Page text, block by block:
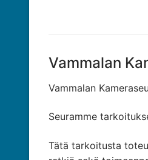
Vammalan
Vammalan
Seuramme
Tätä tarkoitusta